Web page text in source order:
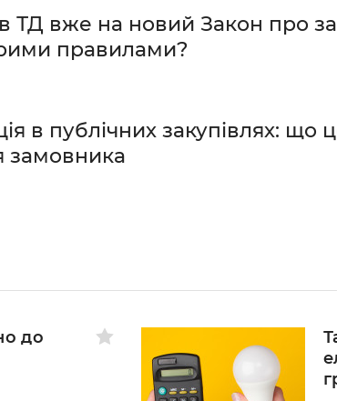
ТД вже на новий Закон про
правилами?
в публічних закупівлях: що
замовника
до